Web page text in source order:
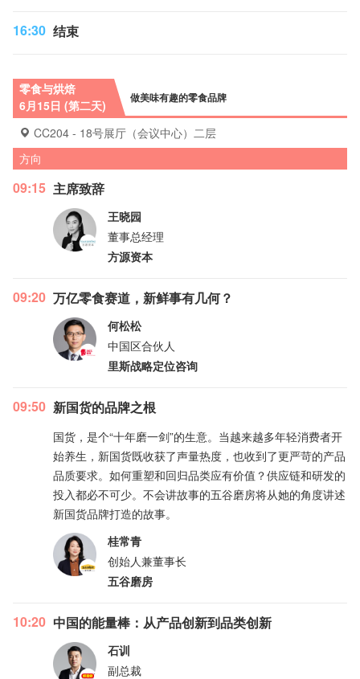
16:30 结束
零食与烘焙
6月15日 (第二天)
做美味有趣的零食品牌
CC204 - 18号展厅（会议中心）二层
方向
09:15 主席致辞
王晓园
董事总经理
方源资本
09:20 万亿零食赛道，新鲜事有几何？
何松松
中国区合伙人
里斯战略定位咨询
09:50 新国货的品牌之根
国货，是个“十年磨一剑”的生意。当越来越多年轻消费者开
始养生，新国货既收获了声量热度，也收到了更严苛的产品
品质要求。如何重塑和回归品类应有价值？供应链和研发的
投入都必不可少。不会讲故事的五谷磨房将从她的角度讲述
新国货品牌打造的故事。
桂常青
创始人兼董事长
五谷磨房
10:20 中国的能量棒：从产品创新到品类创新
石训
副总裁